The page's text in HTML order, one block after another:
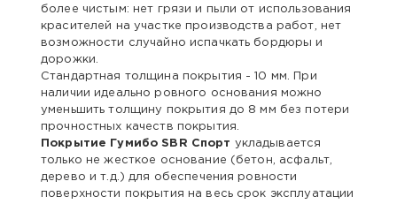
более чистым: нет грязи и пыли от использования
красителей на участке производства работ, нет
возможности случайно испачкать бордюры и
дорожки.
Стандартная толщина покрытия - 10 мм. При
наличии идеально ровного основания можно
уменьшить толщину покрытия до 8 мм без потери
прочностных качеств покрытия.
Покрытие Гумибо SBR Спорт укладывается
только не жесткое основание (бетон, асфальт,
дерево и т.д.) для обеспечения ровности
поверхности покрытия на весь срок эксплуатации